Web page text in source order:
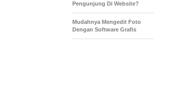
Pengunjung Di Website?
Mudahnya Mengedit Foto
Dengan Software Grafis